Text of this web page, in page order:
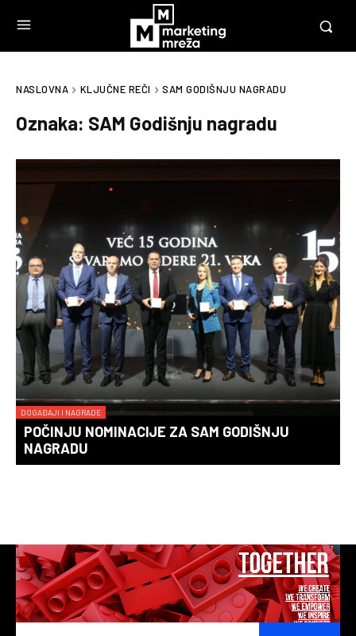
NASLOVNA KLJUČNE REČI SAM GODIŠNJU NAGRADU
Oznaka: SAM Godišnju nagradu
DOGAĐAJI I NAGRADE
POČINJU NOMINACIJE ZA SAM GODIŠNJU
NAGRADU